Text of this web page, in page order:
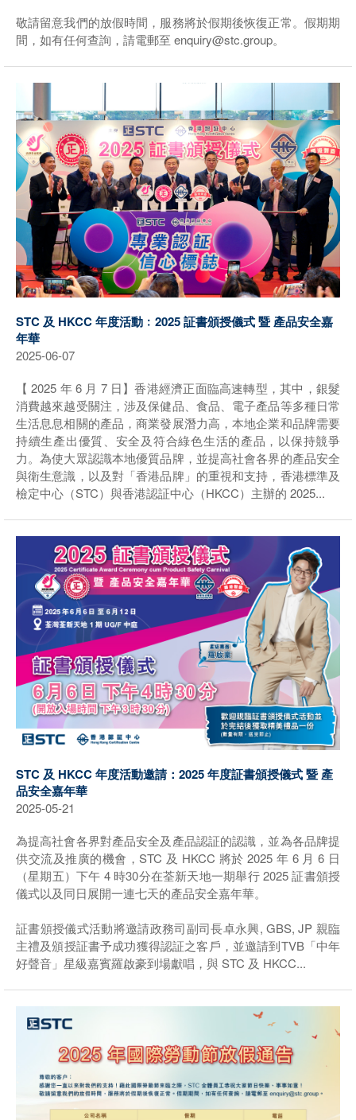
敬請留意我們的放假時間，服務將於假期後恢復正常。假期期
間，如有任何查詢，請電郵至 enquiry@stc.group。
STC 及 HKCC 年度活動﹕2025 証書頒授儀式 暨 產品安全嘉
年華
2025-06-07
【 2025 年 6 月 7 日】香港經濟正面臨高速轉型，其中，銀髮
消費越來越受關注，涉及保健品、食品、電子產品等多種日常
生活息息相關的產品，商業發展潛力高，本地企業和品牌需要
持續生產出優質、安全及符合綠色生活的產品，以保持競爭
力。為使大眾認識本地優質品牌，並提高社會各界的產品安全
與衛生意識，以及對「香港品牌」的重視和支持，香港標準及
檢定中心（STC）與香港認証中心（HKCC）主辦的 2025...
STC 及 HKCC 年度活動邀請：2025 年度証書頒授儀式 暨 產
品安全嘉年華
2025-05-21
為提高社會各界對產品安全及產品認証的認識，並為各品牌提
供交流及推廣的機會，STC 及 HKCC 將於 2025 年 6 月 6 日
（星期五）下午 4 時30分在荃新天地一期舉行 2025 証書頒授
儀式以及同日展開一連七天的產品安全嘉年華。
証書頒授儀式活動將邀請政務司副司長卓永興, GBS, JP 親臨
主禮及頒授証書予成功獲得認証之客戶，並邀請到TVB「中年
好聲音」星級嘉賓羅啟豪到場獻唱，與 STC 及 HKCC...